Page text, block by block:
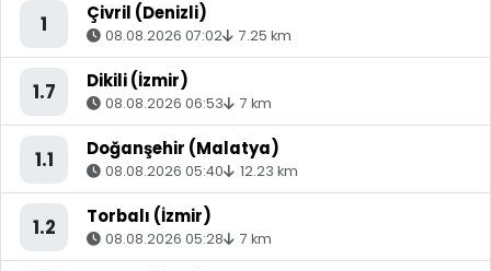
1 Çivril (Denizli)
08.08.2026 07:02 7.25 km
1.7 Dikili (İzmir)
08.08.2026 06:53 7 km
1.1 Doğanşehir (Malatya)
08.08.2026 05:40 12.23 km
1.2 Torbalı (İzmir)
08.08.2026 05:28 7 km